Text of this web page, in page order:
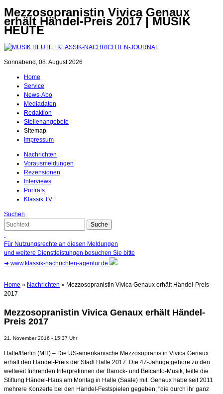
Mezzosopranistin Vivica Genaux
erhält Händel-Preis 2017 | MUSIK
HEUTE
Sonnabend, 08. August 2026
Home
Service
News-Abo
Mediadaten
Redaktion
Stellenangebote
Sitemap
Impressum
Nachrichten
Vorausmeldungen
Rezensionen
Interviews
Porträts
Klassik.TV
Suchen
Für Nutzungsrechte an diesen Meldungen
und weitere Dienstleistungen besuchen Sie bitte
➜ www.klassik-nachrichten-agentur.de
Home » Nachrichten » Mezzosopranistin Vivica Genaux erhält Händel-Preis
2017
Mezzosopranistin Vivica Genaux erhält Händel-
Preis 2017
21. November 2016 - 15:37 Uhr
Halle/Berlin (MH) – Die US-amerikanische Mezzosopranistin Vivica Genaux
erhält den Händel-Preis der Stadt Halle 2017. Die 47-Jährige gehöre zu den
weltweit führenden Interpretinnen der Barock- und Belcanto-Musik, teilte die
Stiftung Händel-Haus am Montag in Halle (Saale) mit. Genaux habe seit 2011
mehrere Konzerte bei den Händel-Festspielen gegeben, "die durch ihr ganz